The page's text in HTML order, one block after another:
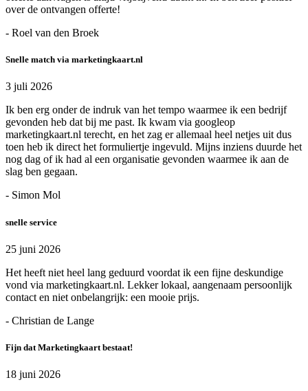
over de ontvangen offerte!
- Roel van den Broek
Snelle match via marketingkaart.nl
3 juli 2026
Ik ben erg onder de indruk van het tempo waarmee ik een bedrijf
gevonden heb dat bij me past. Ik kwam via googleop
marketingkaart.nl terecht, en het zag er allemaal heel netjes uit dus
toen heb ik direct het formuliertje ingevuld. Mijns inziens duurde het
nog dag of ik had al een organisatie gevonden waarmee ik aan de
slag ben gegaan.
- Simon Mol
snelle service
25 juni 2026
Het heeft niet heel lang geduurd voordat ik een fijne deskundige
vond via marketingkaart.nl. Lekker lokaal, aangenaam persoonlijk
contact en niet onbelangrijk: een mooie prijs.
- Christian de Lange
Fijn dat Marketingkaart bestaat!
18 juni 2026